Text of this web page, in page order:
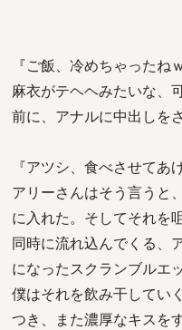
『ご飯、冷めちゃったね
麻衣がテヘヘみたいな、
前に、アナルに中出しを
『アツシ、食べさせてあ
アリーさんはそう言うと
に入れた。そしてそれを
同時に流れ込んでくる、
になったスクランブルエッ
僕はそれを飲み干してい
つき、また濃厚なキスをす